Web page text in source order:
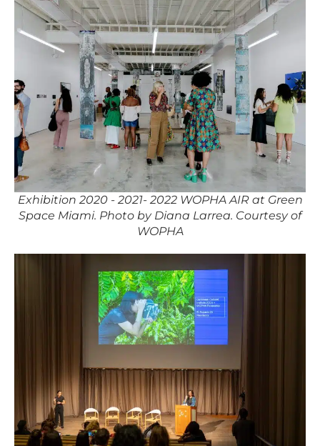
Exhibition 2020 - 2021- 2022 WOPHA AIR at Green
Space Miami. Photo by Diana Larrea. Courtesy of
WOPHA